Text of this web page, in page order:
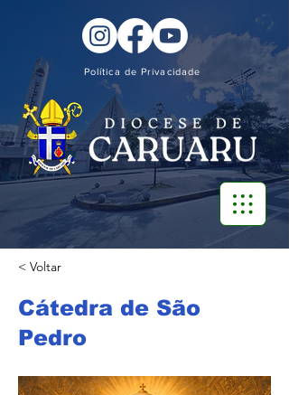
Política de Privacidade
< Voltar
Cátedra de São
Pedro